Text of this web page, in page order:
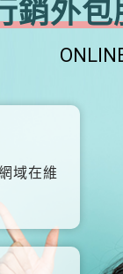
銷外
域在維